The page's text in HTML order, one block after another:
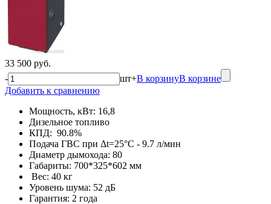
33 500 руб.
-
шт+В корзинуВ корзине
Добавить к сравнению
Мощность, кВт: 16,8
Дизельное топливо
КПД: 90.8%
Подача ГВС при Δt=25°С - 9.7 л/мин
Диаметр дымохода: 80
Габариты: 700*325*602 мм
Вес: 40 кг
Уровень шума: 52 дБ
Гарантия: 2 года